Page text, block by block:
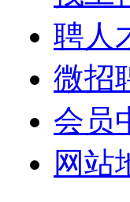
聘人
微招
会员
网站